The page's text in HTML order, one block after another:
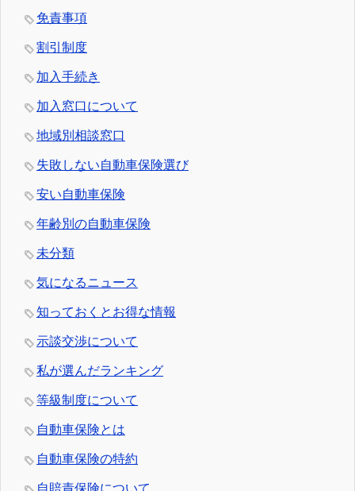
免責事項
割引制度
加入手続き
加入窓口について
地域別相談窓口
失敗しない自動車保険選び
安い自動車保険
年齢別の自動車保険
未分類
気になるニュース
知っておくとお得な情報
示談交渉について
私が選んだランキング
等級制度について
自動車保険とは
自動車保険の特約
自賠責保険について